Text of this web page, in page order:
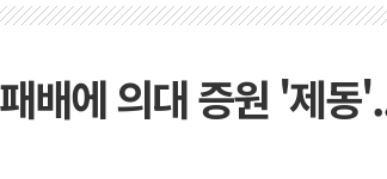
배에 의대 증원 '제동